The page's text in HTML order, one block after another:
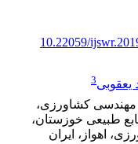
10.22059/
یعقوبی3
مهندسی کشاورزی،
طبیعی خوزستان،
اهواز، ایران